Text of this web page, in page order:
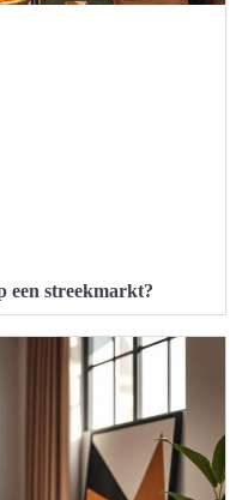
een streekmarkt?